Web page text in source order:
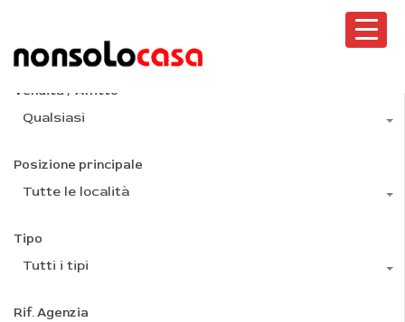
Property Feature
ARIA CONDIZIONATA
Vendita / Affitto
Qualsiasi
Posizione principale
Tutte le località
Tipo
Tutti i tipi
Rif. Agenzia